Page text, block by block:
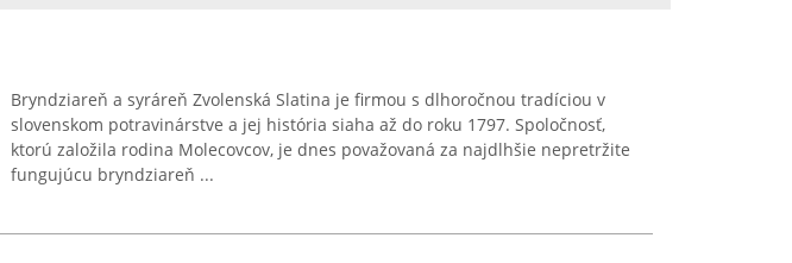
Bryndziareň a syráreň Zvolenská Slatina je firmou s dlhoročnou tradíciou v
slovenskom potravinárstve a jej história siaha až do roku 1797. Spoločnosť,
ktorú založila rodina Molecovcov, je dnes považovaná za najdlhšie nepretržite
fungujúcu bryndziareň ...